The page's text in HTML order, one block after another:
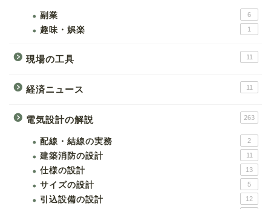
副業 6
趣味・娯楽 1
現場の工具 11
経済ニュース 11
電気設計の解説 263
配線・結線の実務 2
建築消防の設計 11
仕様の設計 13
サイズの設計 5
引込設備の設計 12